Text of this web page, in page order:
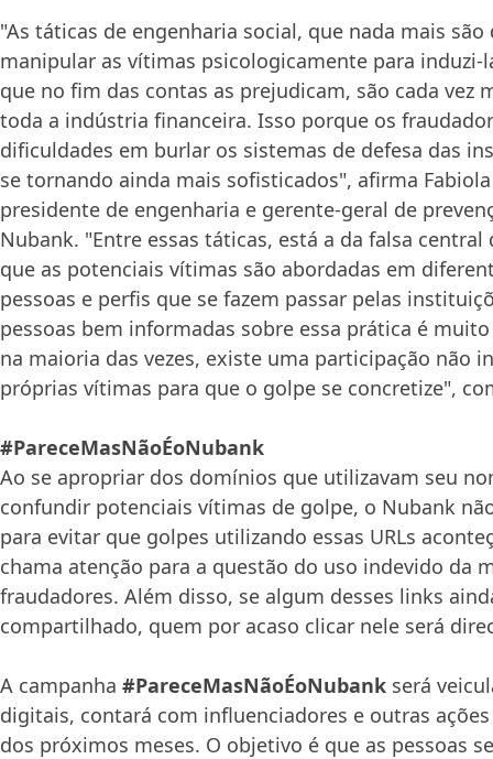
"As táticas de engenharia social, que nada mais
manipular as vítimas psicologicamente para induzi-
que no fim das contas as prejudicam, são cada vez
toda a indústria financeira. Isso porque os
dificuldades em burlar os sistemas de defesa das
se tornando ainda mais sofisticados", afirma
presidente de engenharia e gerente-geral de
Nubank. "Entre essas táticas, está a da falsa
que as potenciais vítimas são abordadas em
pessoas e perfis que se fazem passar pelas
pessoas bem informadas sobre essa prática é
na maioria das vezes, existe uma participação não
próprias vítimas para que o golpe se concretize",
#PareceMasNãoÉoNubank
Ao se apropriar dos domínios que utilizavam seu
confundir potenciais vítimas de golpe, o Nubank
para evitar que golpes utilizando essas URLs
chama atenção para a questão do uso indevido da
fraudadores. Além disso, se algum desses links
compartilhado, quem por acaso clicar nele será
A campanha #PareceMasNãoÉoNubank será
digitais, contará com influenciadores e outras
dos próximos meses. O objetivo é que as pessoas